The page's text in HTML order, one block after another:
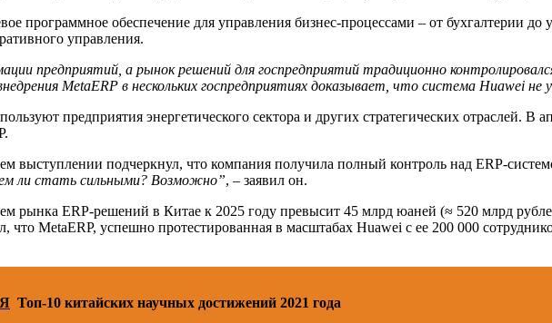
программное обеспечение для управления бизнес-процессами – от бухгалтерии
управления.
предприятий, а рынок решений для госпредприятий традиционно
MetaERP в нескольких госпредприятиях доказывает, что система Huawei
предприятия энергетического сектора и других стратегических отраслей. В
выступлении подчеркнул, что компания получила полный контроль над ERP-
ли стать сильными? Возможно”, – заявил он.
рынка ERP-решений в Китае к 2025 году превысит 45 млрд юаней (≈ 520 млрд
что MetaERP, успешно протестированная в масштабах Huawei с ее 200 000
Топ-10 китайских научных достижений 2021 года